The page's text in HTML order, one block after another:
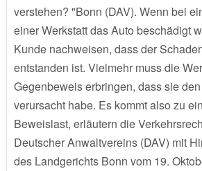
verstehen? "Bonn (DAV). Wenn bei
einer Werkstatt das Auto beschädigt
Kunde nachweisen, dass der
entstanden ist. Vielmehr muss die
Gegenbeweis erbringen, dass sie
verursacht habe. Es kommt also zu
Beweislast, erläutern die
Deutscher Anwaltvereins (DAV) mit
des Landgerichts Bonn vom 19.